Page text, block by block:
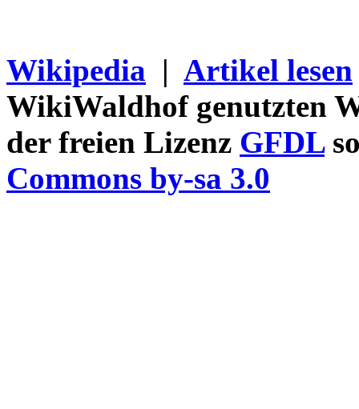
Wikipedia | Artikel lesen
WikiWaldhof genutzten
der freien Lizenz GFDL
Commons by-sa 3.0